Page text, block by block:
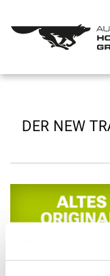
DER NEW